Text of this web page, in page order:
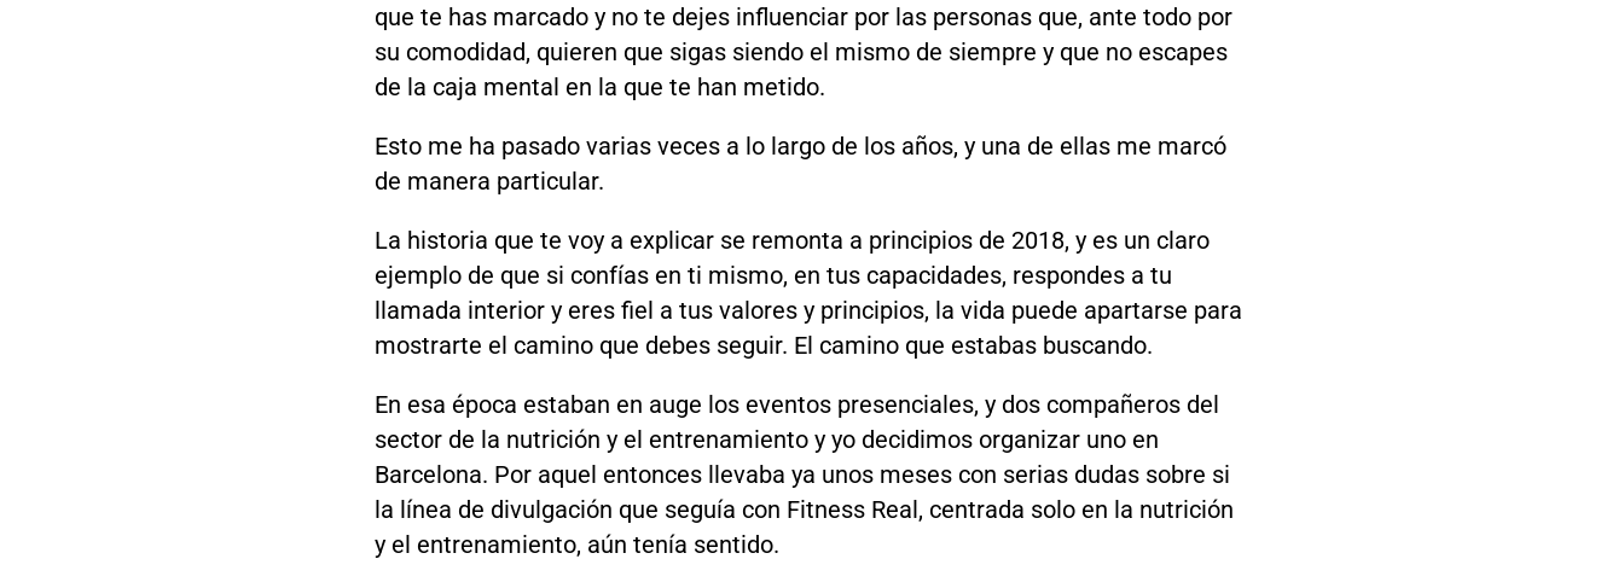
que te has marcado y no te dejes influenciar por las personas que, ante todo por
su comodidad, quieren que sigas siendo el mismo de siempre y que no escapes
de la caja mental en la que te han metido.
Esto me ha pasado varias veces a lo largo de los años, y una de ellas me marcó
de manera particular.
La historia que te voy a explicar se remonta a principios de 2018, y es un claro
ejemplo de que si confías en ti mismo, en tus capacidades, respondes a tu
llamada interior y eres fiel a tus valores y principios, la vida puede apartarse para
mostrarte el camino que debes seguir. El camino que estabas buscando.
En esa época estaban en auge los eventos presenciales, y dos compañeros del
sector de la nutrición y el entrenamiento y yo decidimos organizar uno en
Barcelona. Por aquel entonces llevaba ya unos meses con serias dudas sobre si
la línea de divulgación que seguía con Fitness Real , centrada solo en la nutrición
y el entrenamiento, aún tenía sentido.